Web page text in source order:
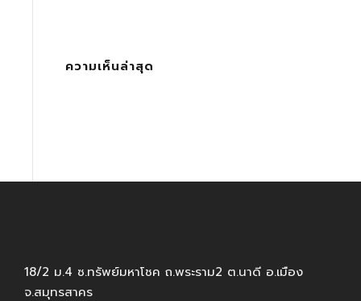
ความเห็นล่าสุด
18/2 ม.4 ซ.ทรัพย์มหาโชค ถ.พระราม2 ต.นาดี อ.เมือง
จ.สมุทรสาคร